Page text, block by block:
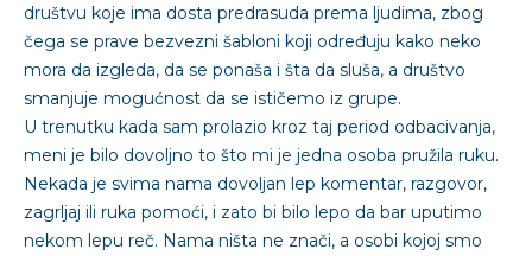
društvu koje ima dosta predrasuda prema ljudima, zbog
čega se prave bezvezni šabloni koji određuju kako neko
mora da izgleda, da se ponaša i šta da sluša, a društvo
smanjuje mogućnost da se ističemo iz grupe.
U trenutku kada sam prolazio kroz taj period odbacivanja,
meni je bilo dovoljno to što mi je jedna osoba pružila ruku.
Nekada je svima nama dovoljan lep komentar, razgovor,
zagrljaj ili ruka pomoći, i zato bi bilo lepo da bar uputimo
nekom lepu reč. Nama ništa ne znači, a osobi kojoj smo